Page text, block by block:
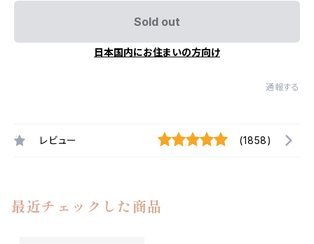
Sold out
日本国内にお住まいの方向け
通報する
レビュー (1858)
最近チェックした商品